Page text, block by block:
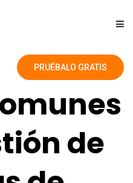
PRUÉBALO GRATIS
de